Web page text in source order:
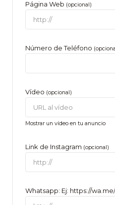
Página Web (opcional)
Número de Teléfono
Vídeo (opcional)
Mostrar un vídeo en tu anuncio
Link de Instagram (opcional)
Whatsapp: Ej: